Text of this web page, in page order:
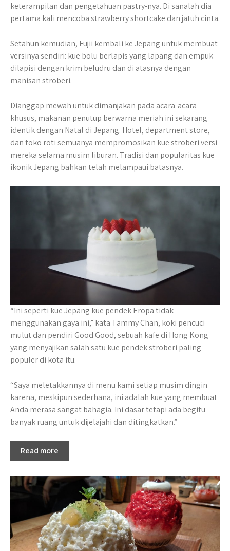
keterampilan dan pengetahuan pastry-nya. Di sanalah dia
pertama kali mencoba strawberry shortcake dan jatuh cinta.
Setahun kemudian, Fujii kembali ke Jepang untuk membuat
versinya sendiri: kue bolu berlapis yang lapang dan empuk
dilapisi dengan krim beludru dan di atasnya dengan
manisan stroberi.
Dianggap mewah untuk dimanjakan pada acara-acara
khusus, makanan penutup berwarna meriah ini sekarang
identik dengan Natal di Jepang. Hotel, department store,
dan toko roti semuanya mempromosikan kue stroberi versi
mereka selama musim liburan. Tradisi dan popularitas kue
ikonik Jepang bahkan telah melampaui batasnya.
“Ini seperti kue Jepang kue pendek Eropa tidak
menggunakan gaya ini,” kata Tammy Chan, koki pencuci
mulut dan pendiri Good Good, sebuah kafe di Hong Kong
yang menyajikan salah satu kue pendek stroberi paling
populer di kota itu.
“Saya meletakkannya di menu kami setiap musim dingin
karena, meskipun sederhana, ini adalah kue yang membuat
Anda merasa sangat bahagia. Ini dasar tetapi ada begitu
banyak ruang untuk dijelajahi dan ditingkatkan.”
Read more